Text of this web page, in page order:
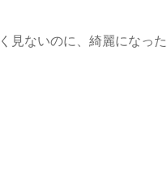
見ないのに、綺麗になった